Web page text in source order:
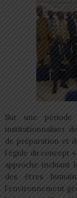
Sur une
institutionnaliser
de préparation et
l’égide du concept
approche incluant
des êtres
l’environnement